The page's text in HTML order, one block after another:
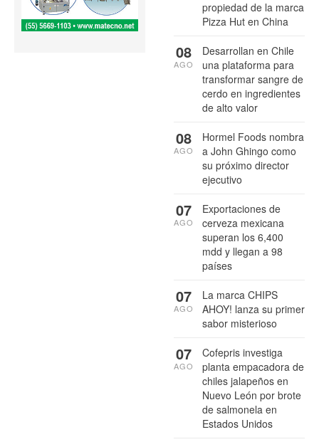
propiedad de la marca
Pizza Hut en China
Desarrollan en Chile
una plataforma para
transformar sangre de
cerdo en ingredientes
de alto valor
08
AGO
Hormel Foods nombra
a John Ghingo como
su próximo director
ejecutivo
08
AGO
Exportaciones de
cerveza mexicana
superan los 6,400
mdd y llegan a 98
países
07
AGO
La marca CHIPS
AHOY! lanza su primer
sabor misterioso
07
AGO
Cofepris investiga
planta empacadora de
chiles jalapeños en
Nuevo León por brote
de salmonela en
Estados Unidos
07
AGO